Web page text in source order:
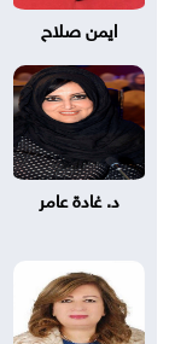
ايمن صلاح
د. غادة عامر